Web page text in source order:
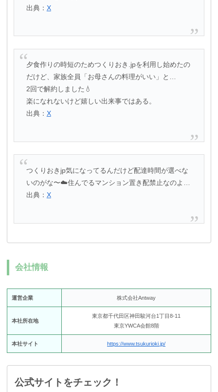
出典： X
夕食作りの時短のためつくりおき.jpを利用し始めたの
だけど、家族全員「お母さんの料理がいい」と…
2回で解約しました💧
楽になれないけど嬉しい出来事ではある。
出典： X
つくりおきjp気になってるんだけど配達時間が選べな
いのがな〜☁️住んでるマンション置き配禁止なのよ…
出典： X
会社情報
運営企業 株式会社Antway
本社所在地
東京都千代田区神田駿河台1丁目8-11
東京YWCA会館8階
本社サイト https://www.tsukurioki.jp/
公式サイトをチェック！